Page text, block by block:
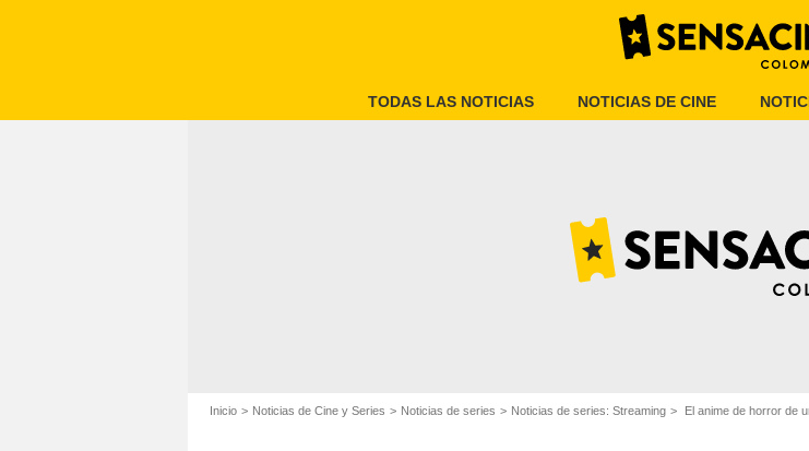
TODAS LAS NOTICIAS NOTICIAS DE CINE
Inicio Noticias de Cine y Series Noticias de series Noticias de series: Streaming El anime de horror de